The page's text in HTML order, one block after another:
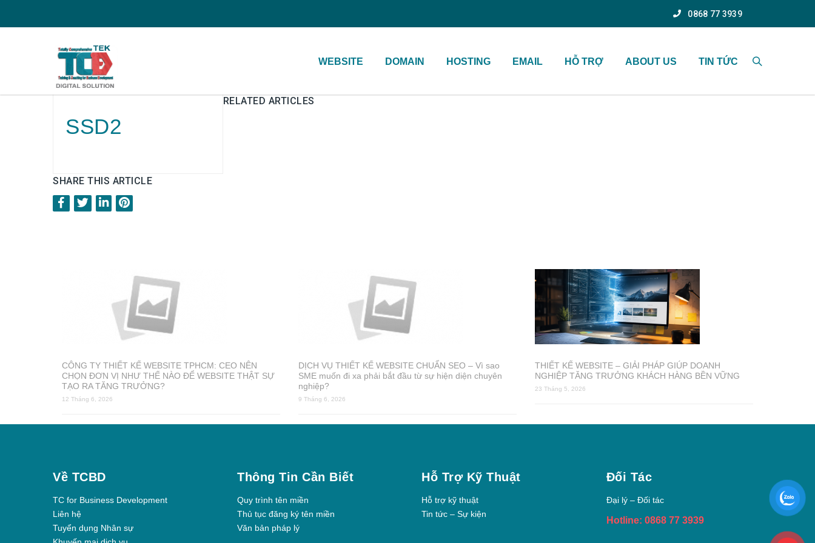
0868 77 3939
WEBSITE DOMAIN HOSTING EMAIL HỖ TRỢ ABOUT US TIN TỨC
SSD2
SHARE THIS ARTICLE
RELATED ARTICLES
CÔNG TY THIẾT KẾ WEBSITE TPHCM: CEO NÊN
CHỌN ĐƠN VỊ NHƯ THẾ NÀO ĐỂ WEBSITE THẬT SỰ
TẠO RA TĂNG TRƯỞNG?
12 Tháng 6, 2026
DỊCH VỤ THIẾT KẾ WEBSITE CHUẨN SEO – Vì sao
SME muốn đi xa phải bắt đầu từ sự hiện diện chuyên
nghiệp?
9 Tháng 6, 2026
THIẾT KẾ WEBSITE – GIẢI PHÁP GIÚP DOANH
NGHIỆP TĂNG TRƯỞNG KHÁCH HÀNG BỀN VỮNG
23 Tháng 5, 2026
Về TCBD
TC for Business Development
Liên hệ
Tuyển dụng Nhân sự
Thông Tin Cần Biết
Quy trình tên miền
Thủ tục đăng ký tên miền
Văn bản pháp lý
Hỗ Trợ Kỹ Thuật
Hỗ trợ kỹ thuật
Tin tức – Sự kiện
Đối Tác
Đại lý – Đối tác
Hotline: 0868 77 3939